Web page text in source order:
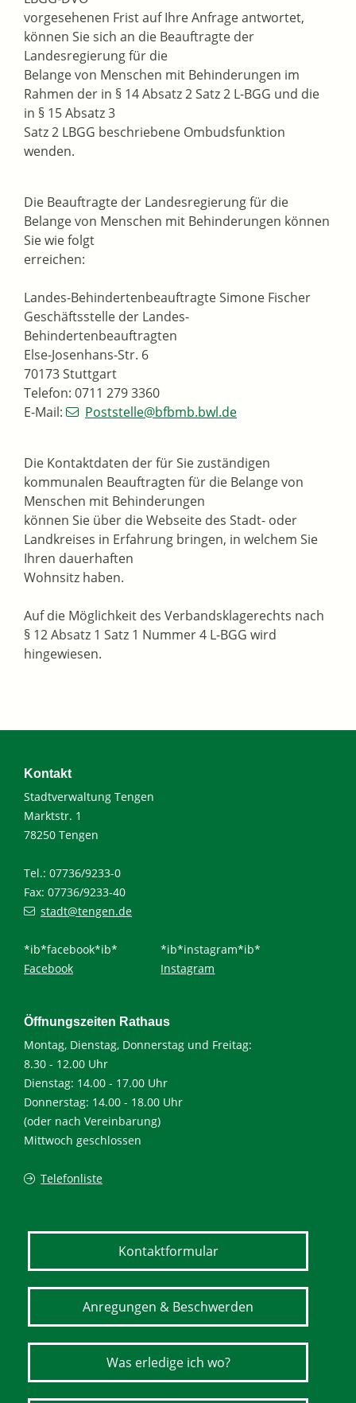
vorgesehenen Frist auf Ihre Anfrage antwortet,
können Sie sich an die Beauftragte der
Landesregierung für die
Belange von Menschen mit Behinderungen im
Rahmen der in § 14 Absatz 2 Satz 2 L-BGG und die
in § 15 Absatz 3
Satz 2 LBGG beschriebene Ombudsfunktion
wenden.
Die Beauftragte der Landesregierung für die
Belange von Menschen mit Behinderungen können
Sie wie folgt
erreichen:
Landes-Behindertenbeauftragte Simone Fischer
Geschäftsstelle der Landes-
Behindertenbeauftragten
Else-Josenhans-Str. 6
70173 Stuttgart
Telefon: 0711 279 3360
E-Mail:
Poststelle@bfbmb.bwl.de
Die Kontaktdaten der für Sie zuständigen
kommunalen Beauftragten für die Belange von
Menschen mit Behinderungen
können Sie über die Webseite des Stadt- oder
Landkreises in Erfahrung bringen, in welchem Sie
Ihren dauerhaften
Wohnsitz haben.
Auf die Möglichkeit des Verbandsklagerechts nach
§ 12 Absatz 1 Satz 1 Nummer 4 L-BGG wird
hingewiesen.
Kontakt
Stadtverwaltung Tengen
Marktstr. 1
78250 Tengen
Tel.: 07736/9233-0
Fax: 07736/9233-40
stadt@tengen.de
*ib*facebook*ib*
Facebook
*ib*instagram*ib*
Instagram
Öffnungszeiten Rathaus
Montag, Dienstag, Donnerstag und Freitag:
8.30 - 12.00 Uhr
Dienstag: 14.00 - 17.00 Uhr
Donnerstag: 14.00 - 18.00 Uhr
(oder nach Vereinbarung)
Mittwoch geschlossen
Telefonliste
Kontaktformular
Anregungen & Beschwerden
Was erledige ich wo?